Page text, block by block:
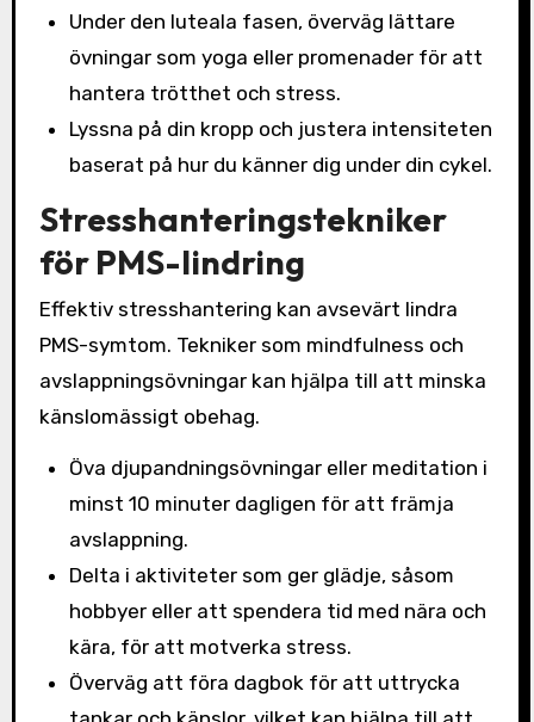
Under den luteala fasen, överväg lättare
övningar som yoga eller promenader för att
hantera trötthet och stress.
Lyssna på din kropp och justera intensiteten
baserat på hur du känner dig under din cykel.
Stresshanteringstekniker
för PMS-lindring
Effektiv stresshantering kan avsevärt lindra
PMS-symtom. Tekniker som mindfulness och
avslappningsövningar kan hjälpa till att minska
känslomässigt obehag.
Öva djupandningsövningar eller meditation i
minst 10 minuter dagligen för att främja
avslappning.
Delta i aktiviteter som ger glädje, såsom
hobbyer eller att spendera tid med nära och
kära, för att motverka stress.
Överväg att föra dagbok för att uttrycka